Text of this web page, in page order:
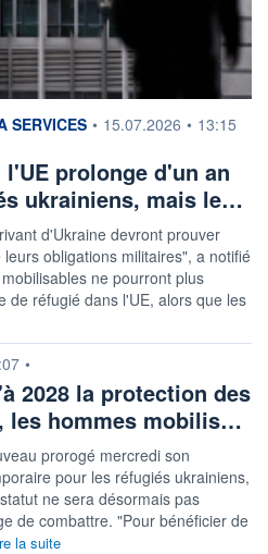
SERVICES • 15.07.2026 • 13:15
prolonge d'un an
ukrainiens, mais le…
d'Ukraine devront prouver
obligations militaires", a notifié
ne pourront plus
de réfugié dans l'UE, alors que les
•
2028 la protection des
les hommes mobilis…
prorogé mercredi son
pour les réfugiés ukrainiens,
ne sera désormais pas
de combattre. "Pour bénéficier de
la suite